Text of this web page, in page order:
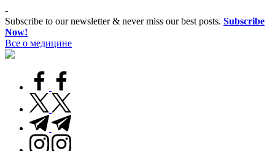
Перейти
к
содержимому
-
Subscribe to our newsletter & never miss our best posts. Subscribe
Now!
Все о медицине
Лечитесь
facebook.com
twitter.com
t.me
instagram.com